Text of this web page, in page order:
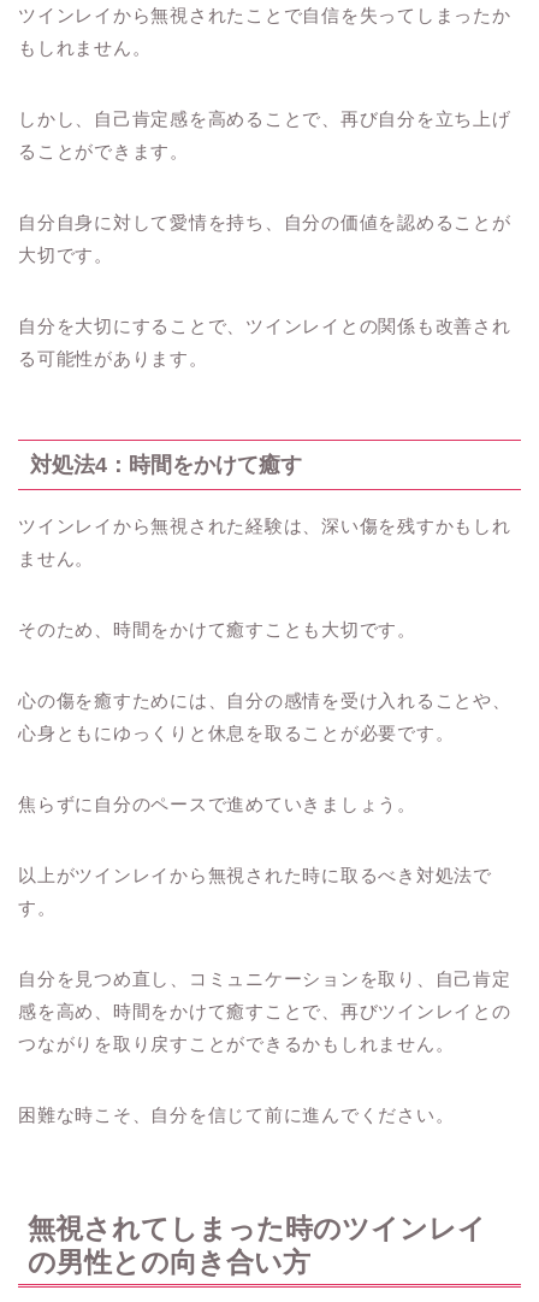
ツインレイから無視されたことで自信を失ってしまったか
もしれません。
しかし、自己肯定感を高めることで、再び自分を立ち上げ
ることができます。
自分自身に対して愛情を持ち、自分の価値を認めることが
大切です。
自分を大切にすることで、ツインレイとの関係も改善され
る可能性があります。
対処法4：時間をかけて癒す
ツインレイから無視された経験は、深い傷を残すかもしれ
ません。
そのため、時間をかけて癒すことも大切です。
心の傷を癒すためには、自分の感情を受け入れることや、
心身ともにゆっくりと休息を取ることが必要です。
焦らずに自分のペースで進めていきましょう。
以上がツインレイから無視された時に取るべき対処法で
す。
自分を見つめ直し、コミュニケーションを取り、自己肯定
感を高め、時間をかけて癒すことで、再びツインレイとの
つながりを取り戻すことができるかもしれません。
困難な時こそ、自分を信じて前に進んでください。
無視されてしまった時のツインレイ
の男性との向き合い方